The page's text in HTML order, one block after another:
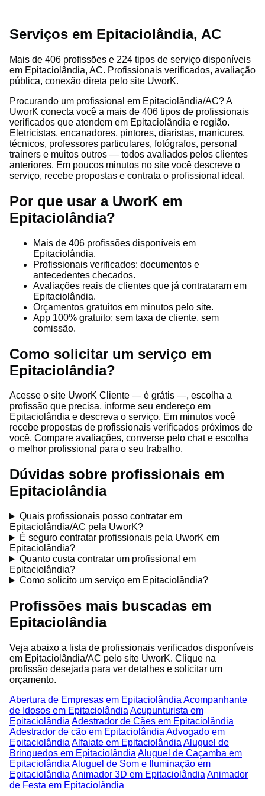
Serviços em Epitaciolândia, AC
Mais de 406 profissões e 224 tipos de serviço disponíveis
em Epitaciolândia, AC. Profissionais verificados, avaliação
pública, conexão direta pelo site UworK.
Procurando um profissional em Epitaciolândia/AC? A
UworK conecta você a mais de 406 tipos de profissionais
verificados que atendem em Epitaciolândia e região.
Eletricistas, encanadores, pintores, diaristas, manicures,
técnicos, professores particulares, fotógrafos, personal
trainers e muitos outros — todos avaliados pelos clientes
anteriores. Em poucos minutos no site você descreve o
serviço, recebe propostas e contrata o profissional ideal.
Por que usar a UworK em
Epitaciolândia?
Mais de 406 profissões disponíveis em
Epitaciolândia.
Profissionais verificados: documentos e
antecedentes checados.
Avaliações reais de clientes que já contrataram em
Epitaciolândia.
Orçamentos gratuitos em minutos pelo site.
App 100% gratuito: sem taxa de cliente, sem
comissão.
Como solicitar um serviço em
Epitaciolândia?
Acesse o site UworK Cliente — é grátis —, escolha a
profissão que precisa, informe seu endereço em
Epitaciolândia e descreva o serviço. Em minutos você
recebe propostas de profissionais verificados próximos de
você. Compare avaliações, converse pelo chat e escolha
o melhor profissional para o seu trabalho.
Dúvidas sobre profissionais em
Epitaciolândia
Quais profissionais posso contratar em
Epitaciolândia/AC pela UworK?
É seguro contratar profissionais pela UworK em
Epitaciolândia?
Quanto custa contratar um profissional em
Epitaciolândia?
Como solicito um serviço em Epitaciolândia?
Profissões mais buscadas em
Epitaciolândia
Veja abaixo a lista de profissionais verificados disponíveis
em Epitaciolândia/AC pelo site UworK. Clique na
profissão desejada para ver detalhes e solicitar um
orçamento.
Abertura de Empresas em Epitaciolândia Acompanhante
de Idosos em Epitaciolândia Acupunturista em
Epitaciolândia Adestrador de Cães em Epitaciolândia
Adestrador de cão em Epitaciolândia Advogado em
Epitaciolândia Alfaiate em Epitaciolândia Aluguel de
Brinquedos em Epitaciolândia Aluguel de Caçamba em
Epitaciolândia Aluguel de Som e Iluminação em
Epitaciolândia Animador 3D em Epitaciolândia Animador
de Festa em Epitaciolândia